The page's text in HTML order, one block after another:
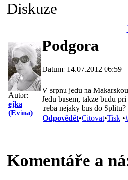
Diskuze
Autor:
ejka
(Evina)
Podgora
Datum: 14.07.2012 06:59
V srpnu jedu na
Jedu busem, takze budu
treba nejaky bus do
Odpovědět•Citovat•Tisk •
Komentáře a